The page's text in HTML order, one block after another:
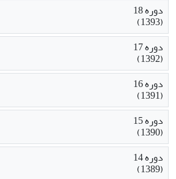
دوره 18
(1393)
دوره 17
(1392)
دوره 16
(1391)
دوره 15
(1390)
دوره 14
(1389)